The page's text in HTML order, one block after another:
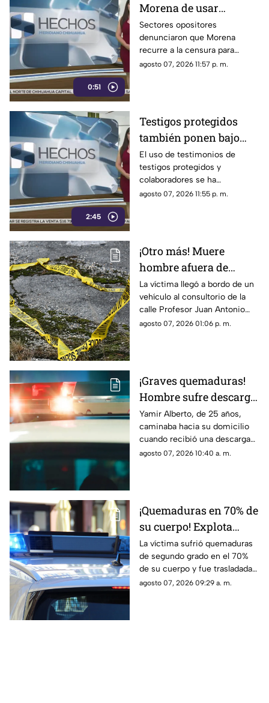
0:51
Morena de usar
censura para ocultar
seńalamientos de
narcopolítica
Sectores opositores
denunciaron que Morena
recurre a la censura para
imponer su versión oficial y
agosto 07, 2026 11:57 p. m.
2:45
Testigos protegidos
también ponen bajo
presión a políticos en
México; detienen a
exgobernador señalado
por caso Ayotzinapa
El uso de testimonios de
testigos protegidos y
colaboradores se ha
convertido nuevamente en un
ocasiones por integrantes de
la Cuarta Transformación
cuando es utilizado en Estados
Unidos contra presuntos
narcopolíticos, también ha
sido empleado en
investigaciones dentro de
agosto 07, 2026 11:55 p. m.
¡Otro más! Muere
hombre afuera de
farmacia tras sufrir
una descarga eléctrica
en Ciudad Juárez
La víctima llegó a bordo de un
vehículo al consultorio de la
calle Profesor Juan Antonio
Pedroza para pedir auxilio,
agosto 07, 2026 01:06 p. m.
¡Graves quemaduras!
Hombre sufre descarga
eléctrica por pisar
cable expuesto en
banqueta de Ciudad
Juárez
Yamir Alberto, de 25 años,
caminaba hacia su domicilio
cuando recibió una descarga
eléctrica; fue trasladado de
agosto 07, 2026 10:40 a. m.
¡Quemaduras en 70% de
su cuerpo! Explota
tanque de gas en
Parajes del Sur y deja a
una persona grave
La víctima sufrió quemaduras
de segundo grado en el 70%
de su cuerpo y fue trasladada
de urgencia al Hospital General
agosto 07, 2026 09:29 a. m.